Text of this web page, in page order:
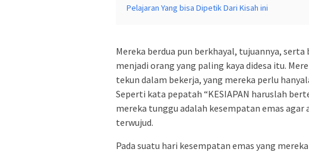
Pelajaran Yang bisa Dipetik Dari Kisah ini
Mereka berdua pun berkhayal, tujuannya,
menjadi orang yang paling kaya didesa itu.
tekun dalam bekerja, yang mereka perlu
Seperti kata pepatah “KESIAPAN haruslah
mereka tunggu adalah kesempatan emas
terwujud.
Pada suatu hari kesempatan emas yang